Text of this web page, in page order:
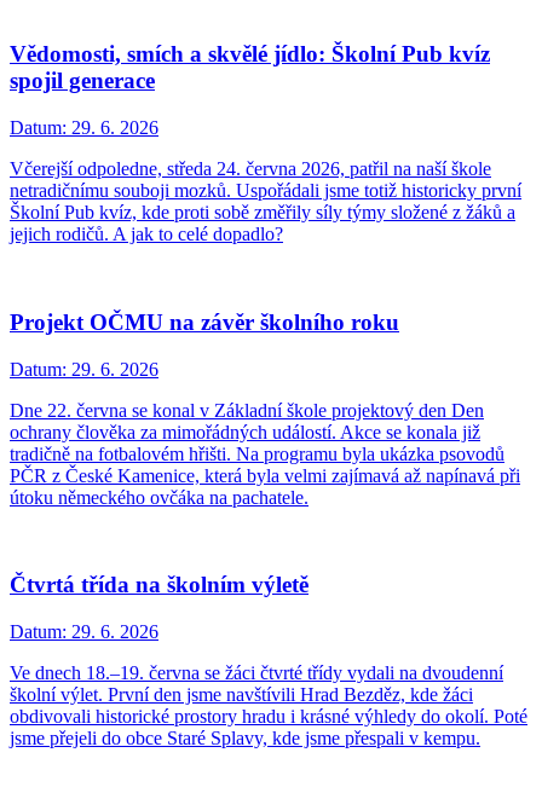
Vědomosti, smích a skvělé jídlo: Školní Pub kvíz
spojil generace
Datum: 29. 6. 2026
Včerejší odpoledne, středa 24. června 2026, patřil na naší škole
netradičnímu souboji mozků. Uspořádali jsme totiž historicky první
Školní Pub kvíz, kde proti sobě změřily síly týmy složené z žáků a
jejich rodičů. A jak to celé dopadlo?
Projekt OČMU na závěr školního roku
Datum: 29. 6. 2026
Dne 22. června se konal v Základní škole projektový den Den
ochrany člověka za mimořádných událostí. Akce se konala již
tradičně na fotbalovém hřišti. Na programu byla ukázka psovodů
PČR z České Kamenice, která byla velmi zajímavá až napínavá při
útoku německého ovčáka na pachatele.
Čtvrtá třída na školním výletě
Datum: 29. 6. 2026
Ve dnech 18.–19. června se žáci čtvrté třídy vydali na dvoudenní
školní výlet. První den jsme navštívili Hrad Bezděz, kde žáci
obdivovali historické prostory hradu i krásné výhledy do okolí. Poté
jsme přejeli do obce Staré Splavy, kde jsme přespali v kempu.